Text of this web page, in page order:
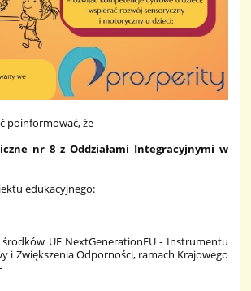
poinformować, że
nr 8 z Oddziałami Integracyjnymi w
edukacyjnego:
UE NextGenerationEU - Instrumentu
i Zwiększenia Odporności, ramach Krajowego